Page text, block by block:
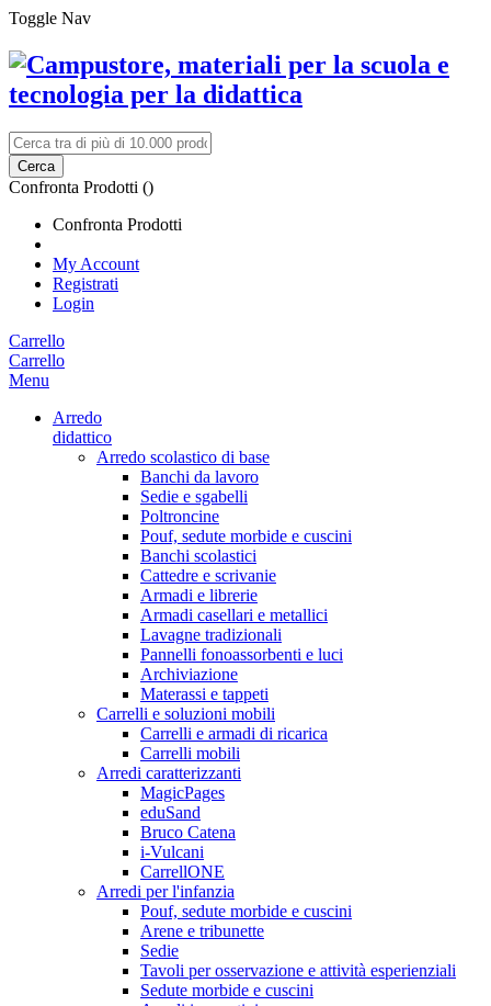
Toggle Nav
Cerca
Confronta Prodotti ()
Confronta Prodotti
My Account
Registrati
Login
Carrello
Carrello
Menu
Arredo
didattico
Arredo scolastico di base
Banchi da lavoro
Sedie e sgabelli
Poltroncine
Pouf, sedute morbide e cuscini
Banchi scolastici
Cattedre e scrivanie
Armadi e librerie
Armadi casellari e metallici
Lavagne tradizionali
Pannelli fonoassorbenti e luci
Archiviazione
Materassi e tappeti
Carrelli e soluzioni mobili
Carrelli e armadi di ricarica
Carrelli mobili
Arredi caratterizzanti
MagicPages
eduSand
Bruco Catena
i-Vulcani
CarrellONE
Arredi per l'infanzia
Pouf, sedute morbide e cuscini
Arene e tribunette
Sedie
Tavoli per osservazione e attività esperienziali
Sedute morbide e cuscini